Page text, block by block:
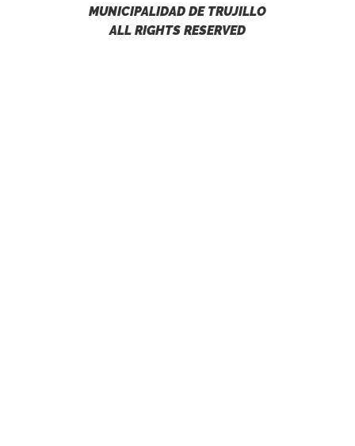
MUNICIPALIDAD DE TRUJILLO
ALL RIGHTS RESERVED